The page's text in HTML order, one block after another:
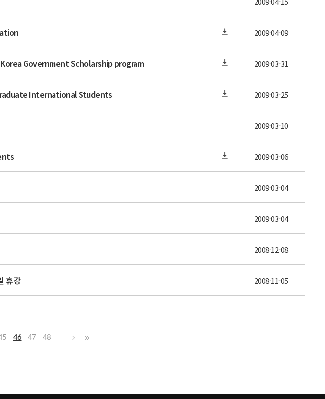
2009-04-09
Government Scholarship program 2009-03-31
International Students 2009-03-25
2009-03-10
2009-03-06
2009-03-04
2009-03-04
2008-12-08
휴강 2008-11-05
46 47 48